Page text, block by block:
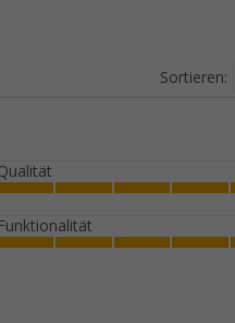
Sortieren:
Funktionalität